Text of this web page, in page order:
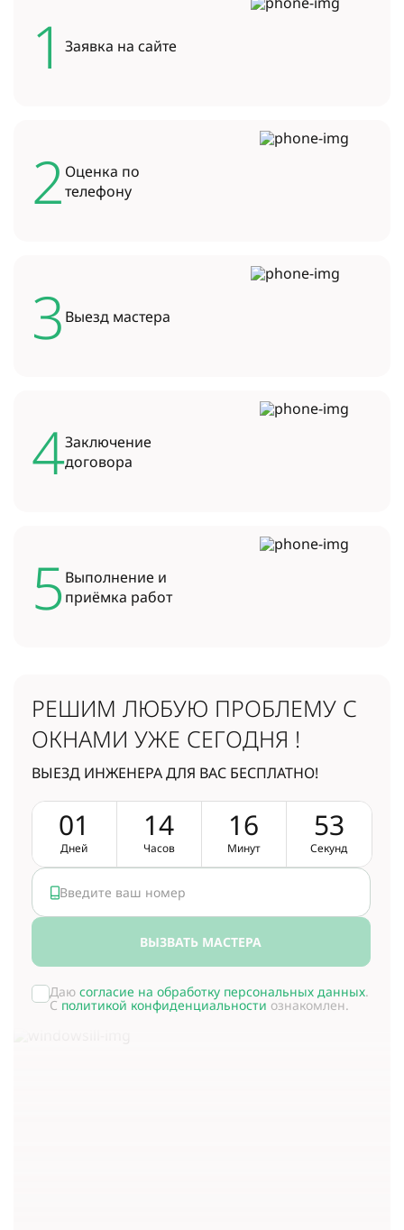
1 Заявка на сайте
2 Оценка по
телефону
3 Выезд мастера
4Заключение
договора
5Выполнение и
приёмка работ
РЕШИМ ЛЮБУЮ ПРОБЛЕМУ С
ОКНАМИ УЖЕ СЕГОДНЯ !
ВЫЕЗД ИНЖЕНЕРА ДЛЯ ВАС БЕСПЛАТНО!
01
Дней
14
Часов
16
Минут
52
Секунд
ВЫЗВАТЬ МАСТЕРА
Даю согласие на обработку персональных данных.
С политикой конфиденциальности ознакомлен.